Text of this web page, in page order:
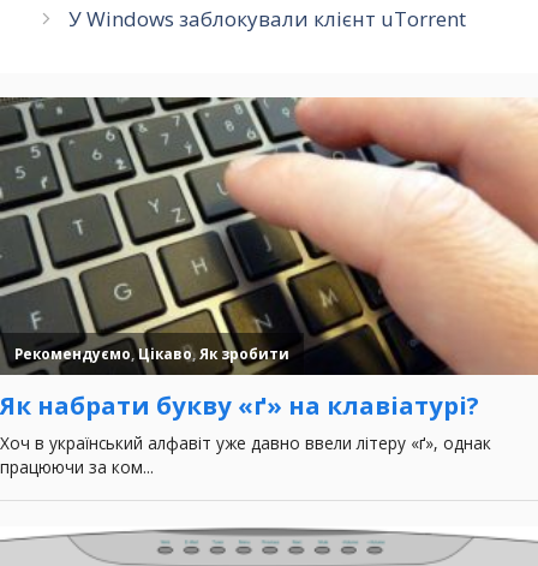
У Windows заблокували клієнт uTorrent